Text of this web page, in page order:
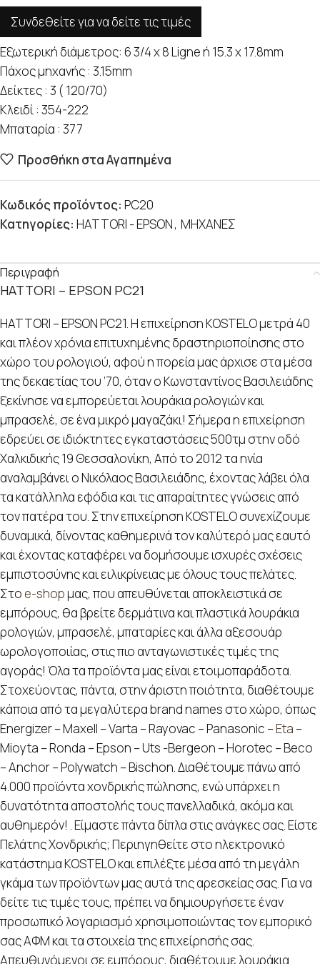
Συνδεθείτε για να δείτε τις τιμές
Εξωτερική διάμετρος: 6 3/4 x 8 Ligne ή 15.3 x 17.8mm
Πάχος μηχανής : 3.15mm
Δείκτες : 3 ( 120/70)
Κλειδί : 354-222
Μπαταρία : 377
Προσθήκη στα Αγαπημένα
Κωδικός προϊόντος: PC20
Κατηγορίες: HATTORI - EPSON, ΜΗΧΑΝΕΣ
Περιγραφή
HATTORI – EPSON PC21
HATTORI – EPSON PC21. Η επιχείρηση KOSTELO μετρά 40
και πλέον χρόνια επιτυχημένης δραστηριοποίησης στο
χώρο του ρολογιού, αφού η πορεία μας άρχισε στα μέσα
της δεκαετίας του ’70, όταν ο Κωνσταντίνος Βασιλειάδης
ξεκίνησε να εμπορεύεται λουράκια ρολογιών και
μπρασελέ, σε ένα μικρό μαγαζάκι! Σήμερα η επιχείρηση
εδρεύει σε ιδιόκτητες εγκαταστάσεις 500τμ στην οδό
Χαλκιδικής 19 Θεσσαλονίκη, Από το 2012 τα ηνία
αναλαμβάνει ο Νικόλαος Βασιλειάδης, έχοντας λάβει όλα
τα κατάλληλα εφόδια και τις απαραίτητες γνώσεις από
τον πατέρα του. Στην επιχείρηση KOSTELO συνεχίζουμε
δυναμικά, δίνοντας καθημερινά τον καλύτερό μας εαυτό
και έχοντας καταφέρει να δομήσουμε ισχυρές σχέσεις
εμπιστοσύνης και ειλικρίνειας με όλους τους πελάτες.
Στο e-shopμας, που απευθύνεται αποκλειστικά σε
εμπόρους, θα βρείτε δερμάτινα και πλαστικά λουράκια
ρολογιών, μπρασελέ, μπαταρίες και άλλα αξεσουάρ
ωρολογοποιίας, στις πιο ανταγωνιστικές τιμές της
αγοράς! Όλα τα προϊόντα μας είναι ετοιμοπαράδοτα.
Στοχεύοντας, πάντα, στην άριστη ποιότητα, διαθέτουμε
κάποια από τα μεγαλύτερα brand names στο χώρο, όπως
Energizer – Maxell – Varta – Rayovac – Panasonic –Eta –
Mioyta – Ronda – Epson – Uts -Bergeon – Horotec – Beco
– Anchor – Polywatch – Bischon. Διαθέτουμε πάνω από
4.000 προϊόντα χονδρικής πώλησης, ενώ υπάρχει η
δυνατότητα αποστολής τους πανελλαδικά, ακόμα και
αυθημερόν! . Είμαστε πάντα δίπλα στις ανάγκες σας. Είστε
Πελάτης Χονδρικής; Περιηγηθείτε στο ηλεκτρονικό
κατάστημα KOSTELO και επιλέξτε μέσα από τη μεγάλη
γκάμα των προϊόντων μας αυτά της αρεσκείας σας. Για να
δείτε τις τιμές τους, πρέπει να δημιουργήσετε έναν
προσωπικό λογαριασμό χρησιμοποιώντας τον εμπορικό
σας ΑΦΜ και τα στοιχεία της επιχείρησής σας.
Απευθυνόμενοι σε εμπόρους, διαθέτουμε λουράκια